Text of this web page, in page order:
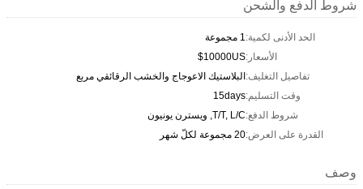
شروط الدفع والشحن
الحد الأدنى لكمية:1 مجموعة
الأسعار:10000US$
تفاصيل التغليف:البلاستيك الاعوجاج والخشب الرقائقي مربع
وقت التسليم:15days
شروط الدفع:T/T, L/C, ويسترن يونيون
القدرة على العرض:20 مجموعة لكلّ شهر
وصف